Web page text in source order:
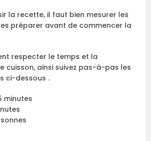
la recette, il faut bien mesurer les
préparer avant de commencer la
respecter le temps et la
cuisson, ainsi suivez pas-à-pas les
ci-dessous .
minutes